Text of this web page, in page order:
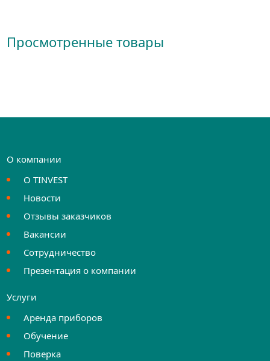
Просмотренные товары
О компании
О TINVEST
Новости
Отзывы заказчиков
Вакансии
Сотрудничество
Презентация о компании
Услуги
Аренда приборов
Обучение
Поверка